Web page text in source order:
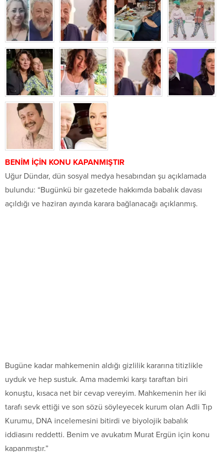
BENİM İÇİN KONU KAPANMIŞTIR
Uğur Dündar, dün sosyal medya hesabından şu açıklamada
bulundu: “Bugünkü bir gazetede hakkımda babalık davası
açıldığı ve haziran ayında karara bağlanacağı açıklanmış.
Bugüne kadar mahkemenin aldığı gizlilik kararına titizlikle
uyduk ve hep sustuk. Ama mademki karşı taraftan biri
konuştu, kısaca net bir cevap vereyim. Mahkemenin her iki
tarafı sevk ettiği ve son sözü söyleyecek kurum olan Adli Tıp
Kurumu, DNA incelemesini bitirdi ve biyolojik babalık
iddiasını reddetti. Benim ve avukatım Murat Ergün için konu
kapanmıştır.”